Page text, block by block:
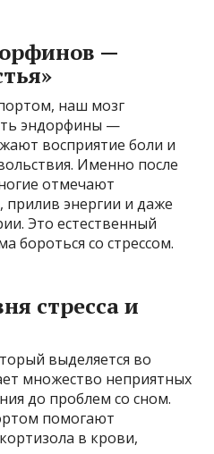
—
наш мозг
эндорфины —
восприятие боли и
Именно после
отмечают
прилив энергии и даже
Это естественный
бороться со стрессом.
стресса и
выделяется во
множество неприятных
до проблем со сном.
помогают
в крови,